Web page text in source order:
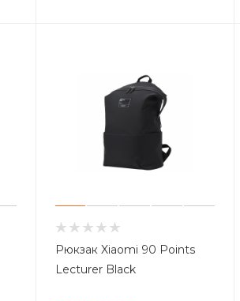
Рюкзак Xiaomi 90 Points
Lecturer Black